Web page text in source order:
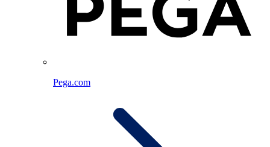
Pega.com